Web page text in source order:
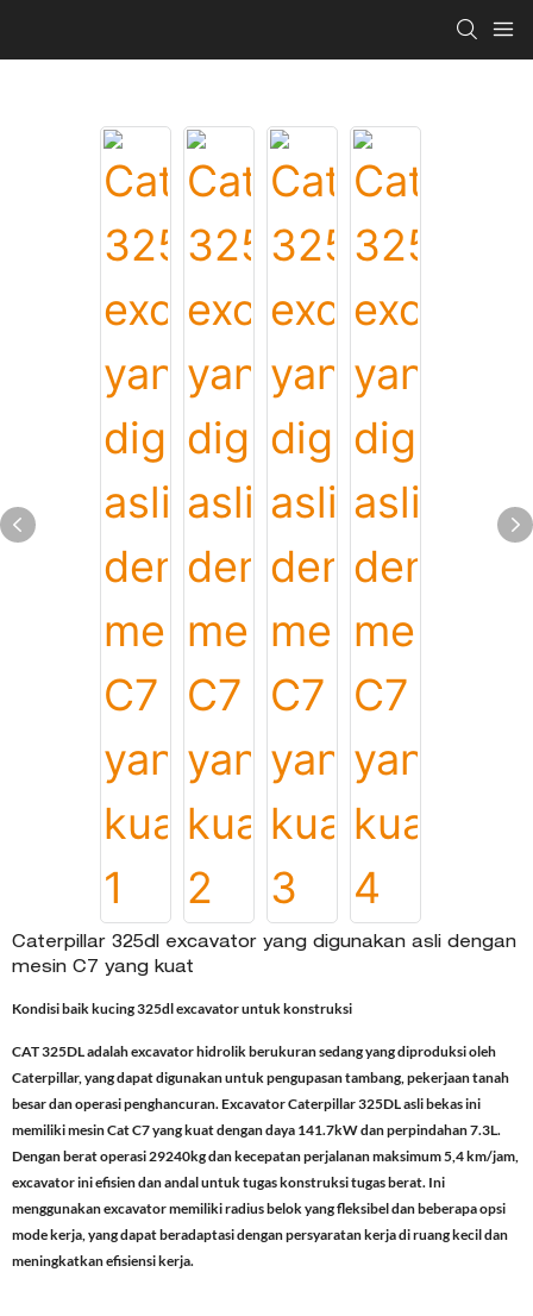
Caterpillar 325dl excavator yang digunakan asli dengan
mesin C7 yang kuat
Kondisi baik kucing 325dl excavator untuk konstruksi
CAT 325DL adalah excavator hidrolik berukuran sedang yang diproduksi oleh
Caterpillar, yang dapat digunakan untuk pengupasan tambang, pekerjaan tanah
besar dan operasi penghancuran. Excavator Caterpillar 325DL asli bekas ini
memiliki mesin Cat C7 yang kuat dengan daya 141.7kW dan perpindahan 7.3L.
Dengan berat operasi 29240kg dan kecepatan perjalanan maksimum 5,4 km/jam,
excavator ini efisien dan andal untuk tugas konstruksi tugas berat. Ini
menggunakan excavator memiliki radius belok yang fleksibel dan beberapa opsi
mode kerja, yang dapat beradaptasi dengan persyaratan kerja di ruang kecil dan
meningkatkan efisiensi kerja.